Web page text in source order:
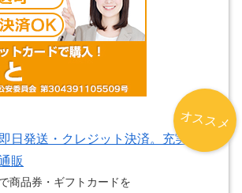
日発送・クレジット決済。充実サポ
販
で商品券・ギフトカードを
オススメ